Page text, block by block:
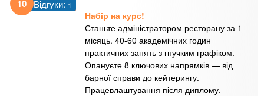
10 Відгуки: 1
Набір на курс!
Станьте адміністратором ресторану за 1
місяць. 40-60 академічних годин
практичних занять з гнучким графіком.
Опануєте 8 ключових напрямків — від
барної справи до кейтерингу.
Працевлаштування після диплому.